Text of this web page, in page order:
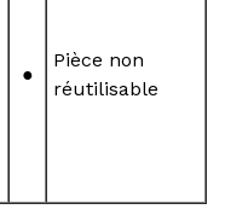
●
Pièce non
réutilisable